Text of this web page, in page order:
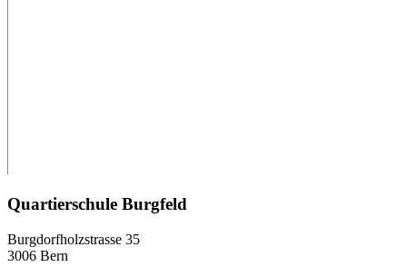
Quartierschule Burgfeld
Burgdorfholzstrasse 35
3006 Bern